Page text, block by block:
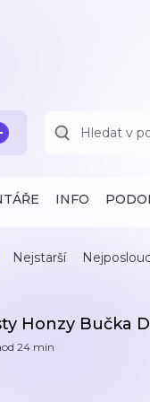
INFO
Nejstarší
Honzy Bučka
24 min